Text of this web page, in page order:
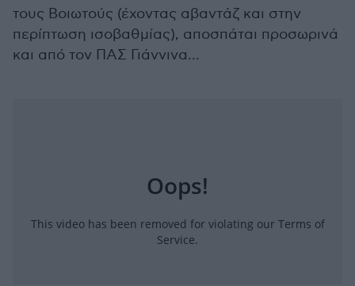
τους Βοιωτούς (έχοντας αβαντάζ και στην
περίπτωση ισοβαθμίας), αποσπάται προσωρινά
και από τον ΠΑΣ Γιάννινα...